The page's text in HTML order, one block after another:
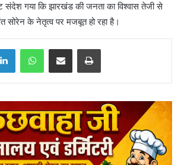
संदेश गया कि झारखंड की जनता का विश्वास तेजी से
सोरेन के नेतृत्व पर मजबूत हो रहा है।
LinkedInWhatsAppShare via Email Print